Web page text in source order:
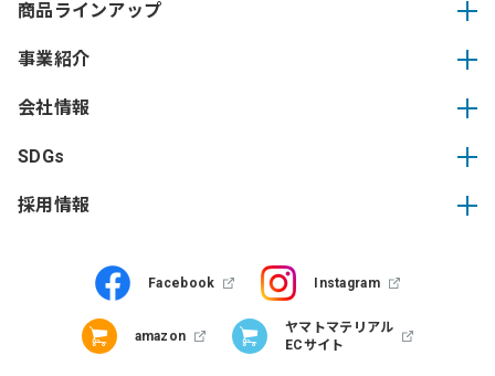
商品ラインアップ
事業紹介
会社情報
SDGs
採用情報
Facebook Instagram
amazon
ヤマトマテリアル
ECサイト